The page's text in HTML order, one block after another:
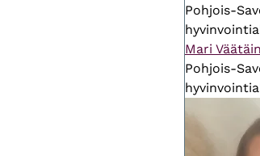
Pohjois-
Mari
Pohjois-